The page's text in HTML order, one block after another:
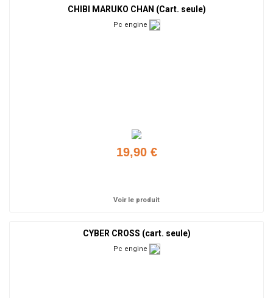
CHIBI MARUKO CHAN (Cart. seule)
Pc engine
19,90 €
Voir le produit
CYBER CROSS (cart. seule)
Pc engine